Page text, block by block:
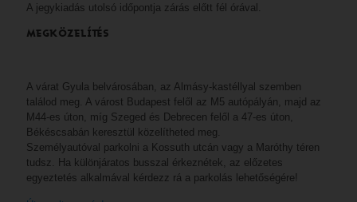
A jegykiadás utolsó időpontja zárás előtt fél órával.
MEGKÖZELÍTÉS
A várat Gyula belvárosában, az Almásy-kastéllyal szemben
találod meg. A várost Budapest felől az M5 autópályán, majd az
M44-es úton, míg Szeged és Debrecen felől a 47-es úton,
Békéscsabán keresztül közelítheted meg.
Személyautóval parkolni a Kossuth utcán vagy a Maróthy téren
tudsz. Ha különjáratos busszal érkeznétek, az előzetes
egyeztetés alkalmával kérdezz rá a parkolás lehetőségére!